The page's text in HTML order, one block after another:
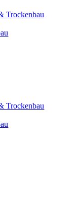
Trockenbau
Trockenbau